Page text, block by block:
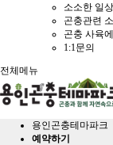
소소한 일상
곤충관련
곤충 사육
1:1문의
전체메뉴
용인곤충테마파크
예약하기